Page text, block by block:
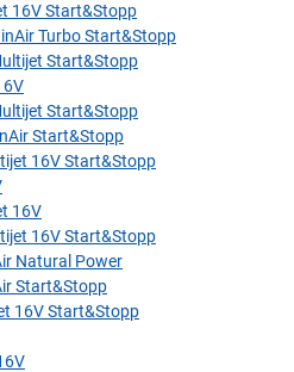
16V Start&Stopp
Turbo Start&Stopp
Start&Stopp
Start&Stopp
Start&Stopp
16V Start&Stopp
16V
16V Start&Stopp
Natural Power
Start&Stopp
16V Start&Stopp